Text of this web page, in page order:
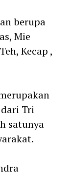
berupa
Mie
Kecap ,
Tri
satunya